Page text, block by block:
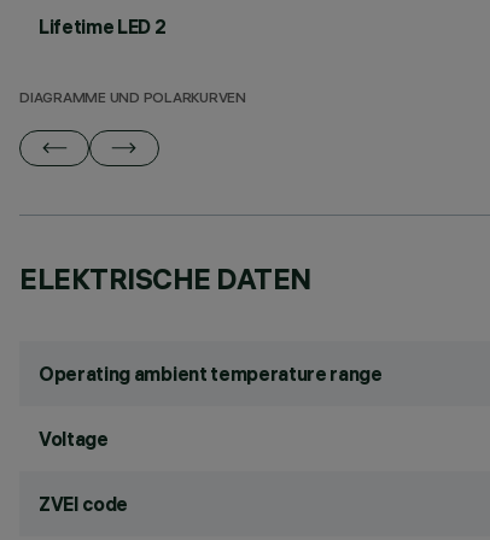
Lifetime LED 2
DIAGRAMME UND POLARKURVEN
ELEKTRISCHE DATEN
Operating ambient temperature range
Voltage
ZVEI code